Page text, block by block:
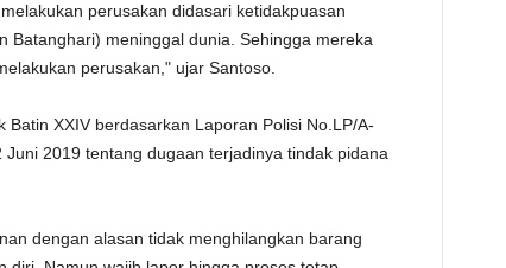
perusakan didasari ketidakpuasan
Batanghari) meninggal dunia. Sehingga mereka
perusakan," ujar Santoso.
XXIV berdasarkan Laporan Polisi No.LP/A-
2019 tentang dugaan terjadinya tindak pidana
dengan alasan tidak menghilangkan barang